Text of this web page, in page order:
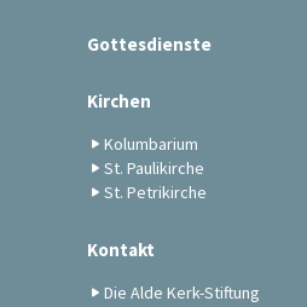
Gottesdienste
Kirchen
Kolumbarium
St. Paulikirche
St. Petrikirche
Kontakt
Die Alde Kerk-Stiftung